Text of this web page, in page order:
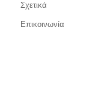
Σχετικά
Επικοινωνία